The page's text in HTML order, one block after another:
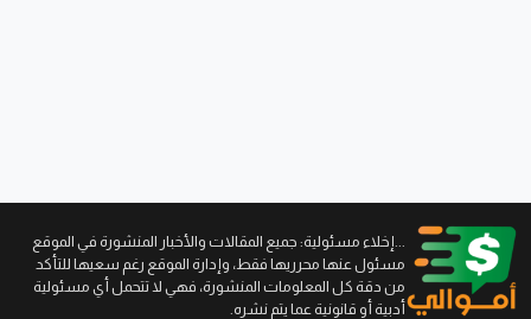
...إخلاء مسئولية: جميع المقالات والأخبار المنشورة في الموقع
مسئول عنها محرريها فقط، وإدارة الموقع رغم سعيها للتأكد
من دقة كل المعلومات المنشورة، فهي لا تتحمل أي مسئولية
أدبية أو قانونية عما يتم نشره.